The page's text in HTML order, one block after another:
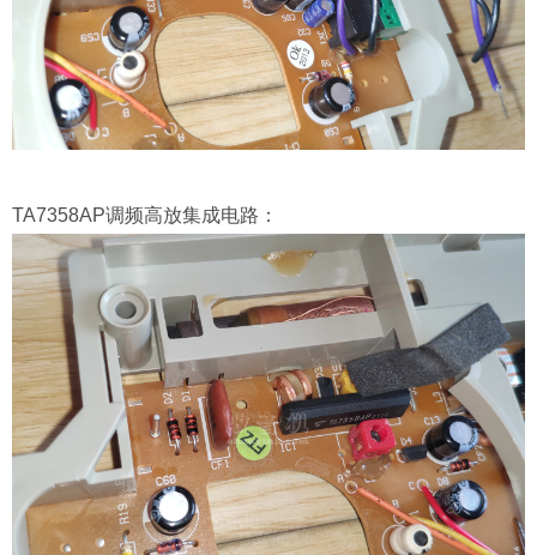
TA7358AP调频高放集成电路：